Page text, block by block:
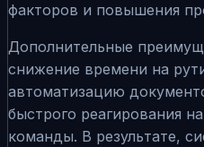
факторов и повышения
Дополнительные
снижение времени на
автоматизацию
быстрого реагирования
команды. В результате,